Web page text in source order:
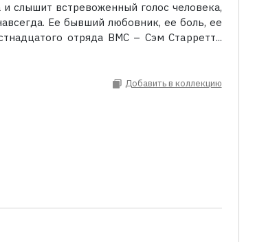
и слышит встревоженный голос человека,
Ее бывший любовник, ее боль, ее
отряда ВМС – Сэм Старретт...
Добавить в коллекцию